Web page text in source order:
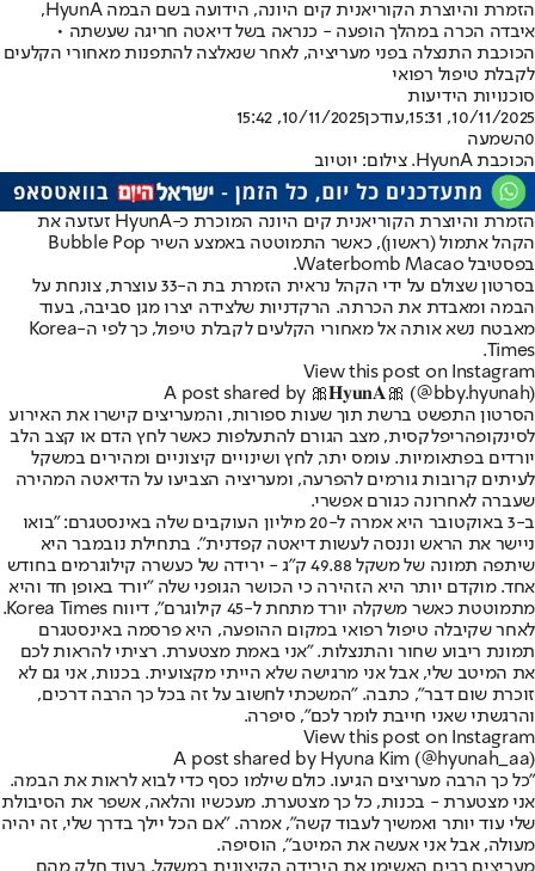
הזמרת והיוצרת הקוריאנית קים היונה, הידועה בשם הבמה HyunA,
איבדה הכרה במהלך הופעה - כנראה בשל דיאטה חריגה שעשתה •
הכוכבת התנצלה בפני מעריציה, לאחר שנאלצה להתפנות מאחורי הקלעים
לקבלת טיפול רפואי
סוכנויות הידיעות
10/11/2025, 15:31
,עודכן10/11/2025, 15:42
0השמעה
הכוכבת HyunA. צילום: יוטיוב
הזמרת והיוצרת הקוריאנית קים היונה המוכרת כ-HyunA זעזעה את
הקהל אתמול (ראשון), כאשר התמוטטה באמצע השיר Bubble Pop
בפסטיבל Waterbomb Macao.
בסרטון שצולם על ידי הקהל נראית הזמרת בת ה-33 עוצרת, צונחת על
הבמה ומאבדת את הכרתה. הרקדניות שלצידה יצרו מגן סביבה, בעוד
מאבטח נשא אותה אל מאחורי הקלעים לקבלת טיפול, כך לפי ה-Korea
Times.
View this post on Instagram
A post shared by 🎀𝐇𝐲𝐮𝐧𝐀🎀 (@bby.hyunah)
הסרטון התפשט ברשת תוך שעות ספורות, והמעריצים קישרו את האירוע
לסינקופהריפלקסית, מצב הגורם להתעלפות כאשר לחץ הדם או קצב הלב
יורדים בפתאומיות. עומס יתר, לחץ ושינויים קיצוניים ומהירים במשקל
לעיתים קרובות גורמים להפרעה, ומעריציה הצביעו על הדיאטה המהירה
שעברה לאחרונה כגורם אפשרי.
ב-3 באוקטובר היא אמרה ל-20 מיליון העוקבים שלה באינסטגרם: "בואו
ניישר את הראש וננסה לעשות דיאטה קפדנית". בתחילת נובמבר היא
שיתפה תמונה של משקל 49.88 ק"ג - ירידה של כעשרה קילוגרמים בחודש
אחד. מוקדם יותר היא הזהירה כי הכושר הגופני שלה "יורד באופן חד והיא
מתמוטטת כאשר משקלה יורד מתחת ל-45 קילוגרם", דיווח Korea Times.
לאחר שקיבלה טיפול רפואי במקום ההופעה, היא פרסמה באינסטגרם
תמונת ריבוע שחור והתנצלות. "אני באמת מצטערת. רציתי להראות לכם
את המיטב שלי, אבל אני מרגישה שלא הייתי מקצועית. בכנות, אני גם לא
זוכרת שום דבר", כתבה. "המשכתי לחשוב על זה בכל כך הרבה דרכים,
והרגשתי שאני חייבת לומר לכם", סיפרה.
View this post on Instagram
A post shared by Hyuna Kim (@hyunah_aa)
"כל כך הרבה מעריצים הגיעו. כולם שילמו כסף כדי לבוא לראות את הבמה.
אני מצטערת - בכנות, כל כך מצטערת. מעכשיו והלאה, אשפר את הסיבולת
שלי עוד יותר ואמשיך לעבוד קשה", אמרה. "אם הכל יילך בדרך שלי, זה יהיה
מעולה, אבל אני אעשה את המיטב", הוסיפה.